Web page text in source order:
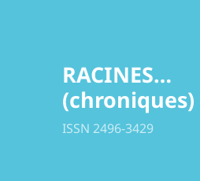
RACINES…
(chroniques)
ISSN 2496-3429